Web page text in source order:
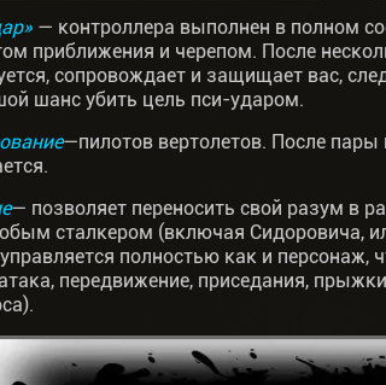
— контроллера выполнен в полном
приближения и черепом. После
сопровождает и защищает вас,
шанс убить цель пси-ударом.
—пилотов вертолетов. После
— позволяет переносить свой разум в
сталкером (включая Сидоровича,
полностью как и персонаж,
передвижение, приседания,